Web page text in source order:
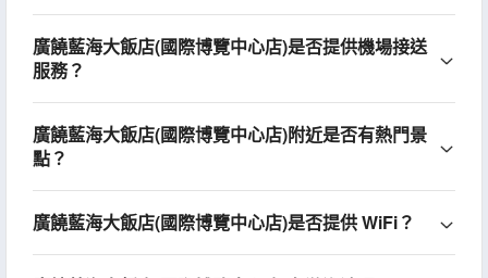
廣饒藍海大飯店(國際博覽中心店)是否提供機場接送
服務？
廣饒藍海大飯店(國際博覽中心店)附近是否有熱門景
點？
廣饒藍海大飯店(國際博覽中心店)是否提供 WiFi？